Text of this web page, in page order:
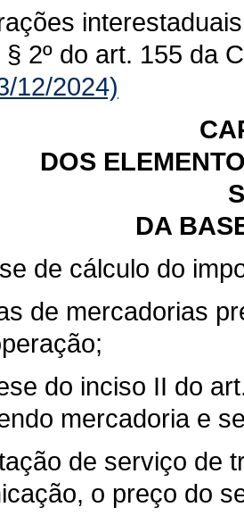
2º do art. 155 da
12/2024)
DOS
DA
de cálculo do
de mercadorias
do inciso II do
mercadoria e
de serviço de
o preço do